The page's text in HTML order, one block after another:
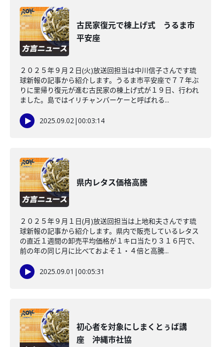
古民家復元で棟上げ式 うるま市
平安座
２０２５年９月２日(火)放送回担当は中川信子さんです琉
球新報の記事から紹介します。うるま市平安座で７７年ぶ
りに里帰り復元が進む古民家の棟上げ式が１９日、行われ
ました。島ではイリチャンバーケーと呼ばれる...
2025.09.02|00:03:14
県内レタス価格高騰
２０２５年９月１日(月)放送回担当は上地和夫さんです琉
球新報の記事から紹介します。県内で販売しているレタス
の直近１週間の卸売平均価格が１キロ当たり３１６円で、
前の年の同じ月に比べておよそ１・４倍と高騰...
2025.09.01 |00:05:31
初心者を対象にしまくとぅば講
座 沖縄市社協